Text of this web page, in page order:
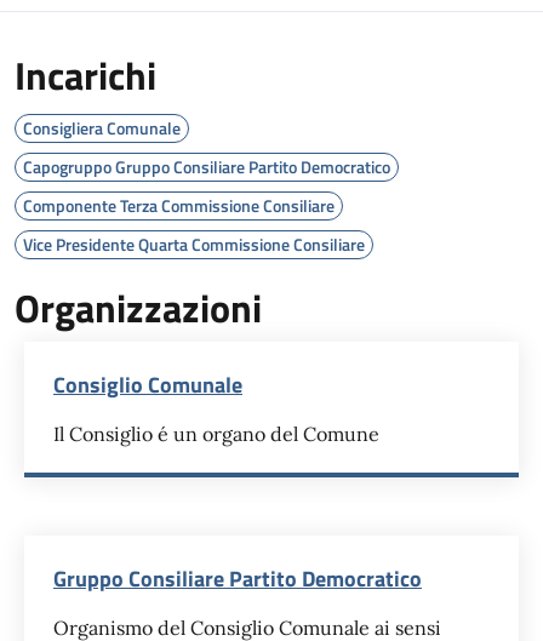
Incarichi
Consigliera Comunale
Capogruppo Gruppo Consiliare Partito Democratico
Componente Terza Commissione Consiliare
Vice Presidente Quarta Commissione Consiliare
Organizzazioni
Consiglio Comunale
Il Consiglio é un organo del Comune
Gruppo Consiliare Partito Democratico
Organismo del Consiglio Comunale ai sensi